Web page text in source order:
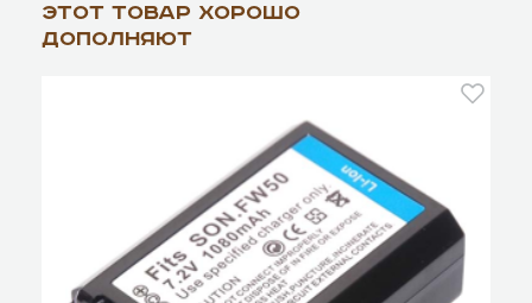
Этот товар хорошо
дополняют